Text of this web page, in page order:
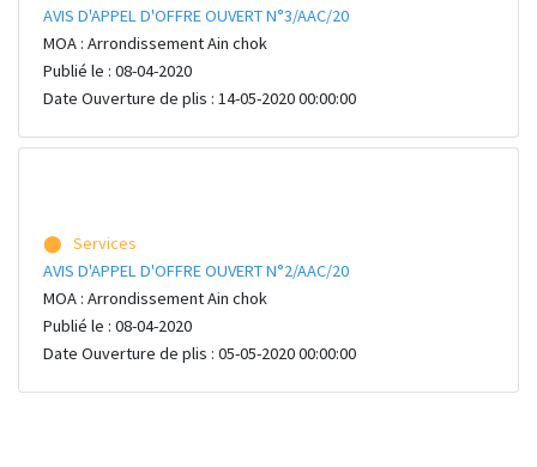
AVIS D'APPEL D'OFFRE OUVERT N°3/AAC/20
MOA : Arrondissement Ain chok
Publié le : 08-04-2020
Date Ouverture de plis : 14-05-2020 00:00:00
⬤ Services
AVIS D'APPEL D'OFFRE OUVERT N°2/AAC/20
MOA : Arrondissement Ain chok
Publié le : 08-04-2020
Date Ouverture de plis : 05-05-2020 00:00:00